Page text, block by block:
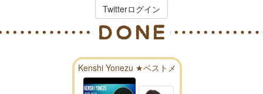
Twitterログイン
Kenshi Yonezu ★ベストメ
ドレー★